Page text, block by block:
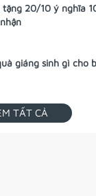
20/10 ý nghĩa
giáng sinh gì cho
TẤT CẢ